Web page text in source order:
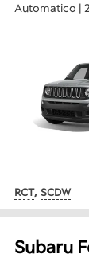
Automatico |
RCT, SCDW
Subaru